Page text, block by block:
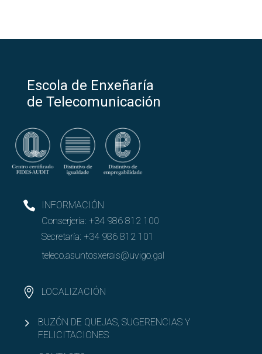
Escola de Enxeñaría
de Telecomunicación
INFORMACIÓN
Conserjería: +34 986 812 100
Secretaría: +34 986 812 101
teleco.asuntosxerais@uvigo.gal
LOCALIZACIÓN
BUZÓN DE QUEJAS, SUGERENCIAS Y
FELICITACIONES